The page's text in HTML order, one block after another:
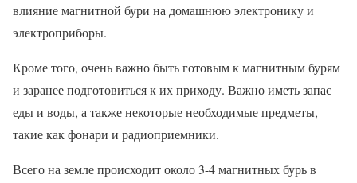
влияние магнитной бури на домашнюю электронику и
электроприборы.
Кроме того, очень важно быть готовым к магнитным бурям
и заранее подготовиться к их приходу. Важно иметь запас
еды и воды, а также некоторые необходимые предметы,
такие как фонари и радиоприемники.
Всего на земле происходит около 3-4 магнитных бурь в